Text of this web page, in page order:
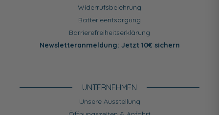
Widerrufsbelehrung
Batterieentsorgung
Barrierefreiheitserklärung
Newsletteranmeldung: Jetzt 10€ sichern
UNTERNEHMEN
Unsere Ausstellung